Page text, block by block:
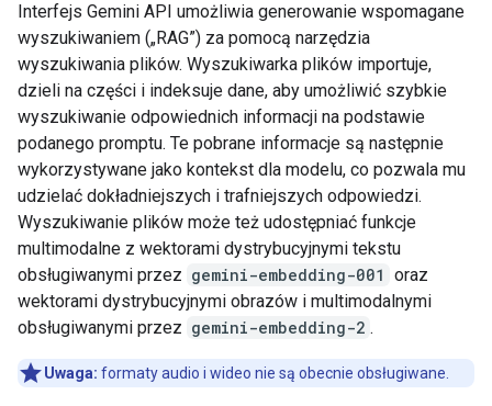
Interfejs Gemini API umożliwia generowanie wspomagane
wyszukiwaniem („RAG”) za pomocą narzędzia
wyszukiwania plików. Wyszukiwarka plików importuje,
dzieli na części i indeksuje dane, aby umożliwić szybkie
wyszukiwanie odpowiednich informacji na podstawie
podanego promptu. Te pobrane informacje są następnie
wykorzystywane jako kontekst dla modelu, co pozwala mu
udzielać dokładniejszych i trafniejszych odpowiedzi.
Wyszukiwanie plików może też udostępniać funkcje
multimodalne z wektorami dystrybucyjnymi tekstu
obsługiwanymi przez gemini-embedding-001 oraz
wektorami dystrybucyjnymi obrazów i multimodalnymi
obsługiwanymi przez gemini-embedding-2 .
Uwaga: formaty audio i wideo nie są obecnie obsługiwane.